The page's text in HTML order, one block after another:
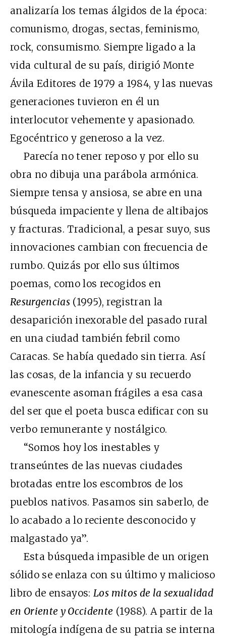
analizaría los temas álgidos de la época:
comunismo, drogas, sectas, feminismo,
rock, consumismo. Siempre ligado a la
vida cultural de su país, dirigió Monte
Ávila Editores de 1979 a 1984, y las nuevas
generaciones tuvieron en él un
interlocutor vehemente y apasionado.
Egocéntrico y generoso a la vez.
Parecía no tener reposo y por ello su
obra no dibuja una parábola armónica.
Siempre tensa y ansiosa, se abre en una
búsqueda impaciente y llena de altibajos
y fracturas. Tradicional, a pesar suyo, sus
innovaciones cambian con frecuencia de
rumbo. Quizás por ello sus últimos
poemas, como los recogidos en
Resurgencias (1995), registran la
desaparición inexorable del pasado rural
en una ciudad también febril como
Caracas. Se había quedado sin tierra. Así
las cosas, de la infancia y su recuerdo
evanescente asoman frágiles a esa casa
del ser que el poeta busca edificar con su
verbo remunerante y nostálgico.
“Somos hoy los inestables y
transeúntes de las nuevas ciudades
brotadas entre los escombros de los
pueblos nativos. Pasamos sin saberlo, de
lo acabado a lo reciente desconocido y
malgastado ya”.
Esta búsqueda impasible de un origen
sólido se enlaza con su último y malicioso
libro de ensayos:Los mitos de la sexualidad
en Oriente y Occidente (1988). A partir de la
mitología indígena de su patria se interna